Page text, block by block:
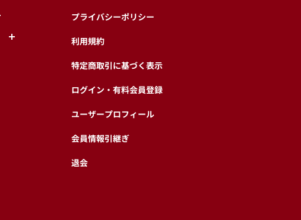
プライバシーポリシー
利用規約
特定商取引に基づく表示
ログイン・有料会員登録
ユーザープロフィール
会員情報引継ぎ
退会